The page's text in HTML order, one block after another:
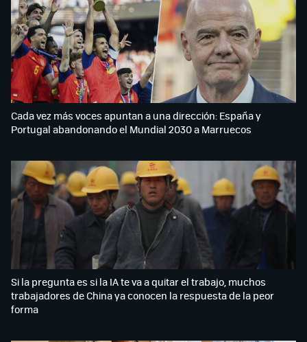
Cada vez más voces apuntan a una dirección: España y
Portugal abandonando el Mundial 2030 a Marruecos
Si la pregunta es si la IA te va a quitar el trabajo, muchos
trabajadores de China ya conocen la respuesta de la peor
forma